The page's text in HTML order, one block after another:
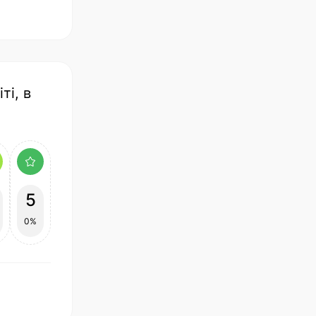
в
5
0%